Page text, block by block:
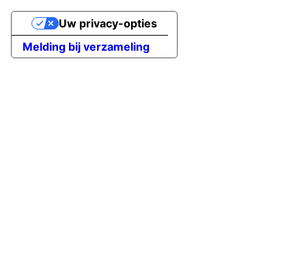
Melding bij verzameling
Uw privacy-opties